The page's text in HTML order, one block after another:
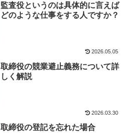
監査役というのは具体的に言えば
どのような仕事をする人ですか？
2026.05.05
取締役の競業避止義務について詳
しく解説
2026.03.30
取締役の登記を忘れた場合